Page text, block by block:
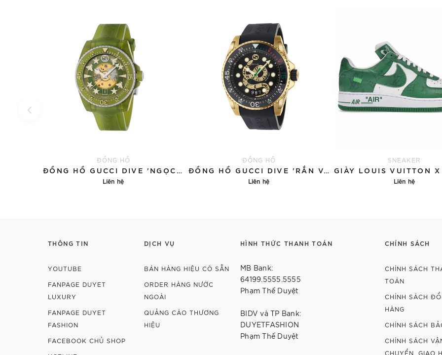
ĐỒNG HỒ
ĐỒNG HỒ GUCCI DIVE 'NGỌC BÍCH'
Liên hệ
ĐỒNG HỒ
ĐỒNG HỒ GUCCI DIVE 'RẮN VÀNG'
Liên hệ
SNEAKER
Liên hệ
THÔNG TIN
YOUTUBE
FANPAGE DUYET
LUXURY
FANPAGE DUYET
FASHION
FACEBOOK CHỦ SHOP
DỊCH VỤ
BÁN HÀNG HIỆU CÓ SẴN
ORDER HÀNG NƯỚC
NGOÀI
QUẢNG CÁO THƯƠNG
HIỆU
HÌNH THỨC THANH TOÁN
MB Bank:
64199.5555.5555
Phạm Thế Duyệt
BIDV và TP Bank:
DUYETFASHION
Phạm Thế Duyệt
CHÍNH SÁCH
CHÍNH SÁCH
TOÁN
CHÍNH SÁCH
HÀNG
CHÍNH SÁCH
CHÍNH SÁCH
CHUYỂN, GIAO